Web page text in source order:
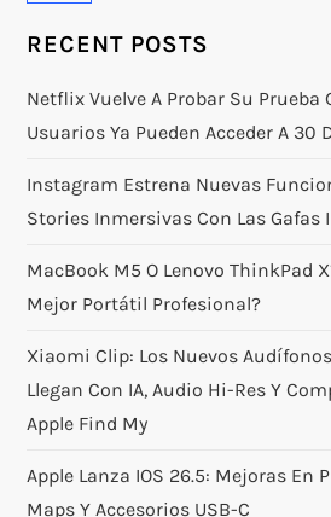
RECENT POSTS
Netflix Vuelve A Probar Su
Usuarios Ya Pueden Acceder A 30
Instagram Estrena Nuevas
Stories Inmersivas Con Las Gafas
MacBook M5 O Lenovo ThinkPad
Mejor Portátil Profesional?
Xiaomi Clip: Los Nuevos
Llegan Con IA, Audio Hi-Res Y
Apple Find My
Apple Lanza IOS 26.5: Mejoras En
Maps Y Accesorios USB-C